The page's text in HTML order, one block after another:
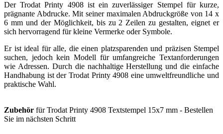
Der Trodat Printy 4908 ist ein zuverlässiger Stempel für kurze,
prägnante Abdrucke. Mit seiner maximalen Abdruckgröße von 14 x
6 mm und der Möglichkeit, bis zu 2 Zeilen zu gestalten, eignet er
sich hervorragend für kleine Vermerke oder Symbole.
Er ist ideal für alle, die einen platzsparenden und präzisen Stempel
suchen, jedoch kein Modell für umfangreiche Textanforderungen
wie Adressen. Durch die nachhaltige Herstellung und die einfache
Handhabung ist der Trodat Printy 4908 eine umweltfreundliche und
praktische Wahl.
Zubehör für Trodat Printy 4908 Textstempel 15x7 mm - Bestellen
Sie im nächsten Schritt